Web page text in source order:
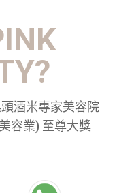
酒米專家美容院
容業) 至尊大獎